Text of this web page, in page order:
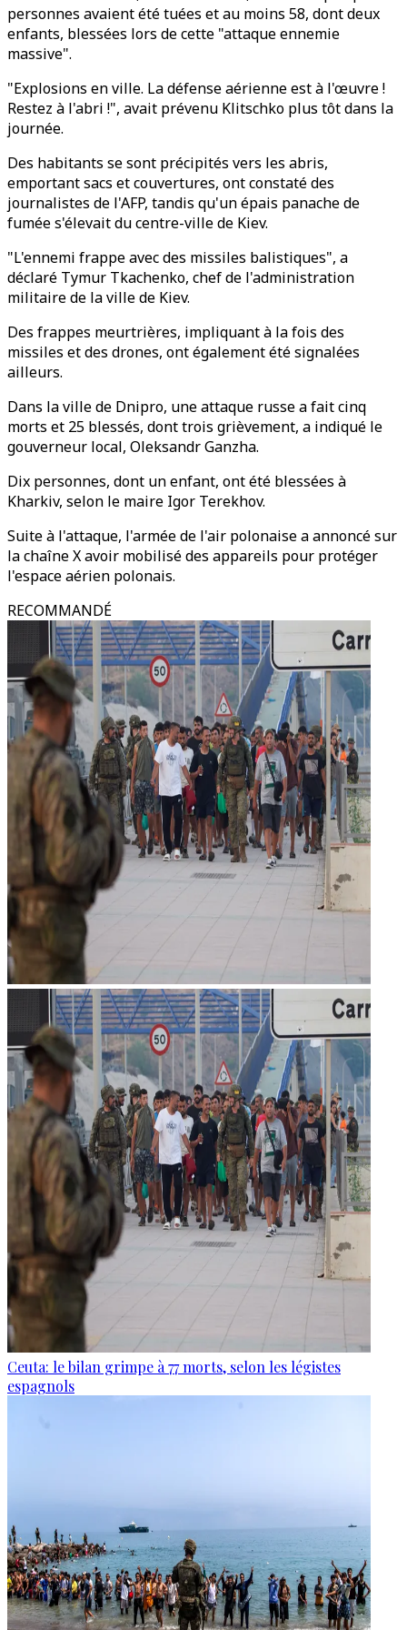
personnes avaient été tuées et au moins 58, dont deux
enfants, blessées lors de cette "attaque ennemie
massive".
"Explosions en ville. La défense aérienne est à l'œuvre !
Restez à l'abri !", avait prévenu Klitschko plus tôt dans la
journée.
Des habitants se sont précipités vers les abris,
emportant sacs et couvertures, ont constaté des
journalistes de l'AFP, tandis qu'un épais panache de
fumée s'élevait du centre-ville de Kiev.
"L'ennemi frappe avec des missiles balistiques", a
déclaré Tymur Tkachenko, chef de l'administration
militaire de la ville de Kiev.
Des frappes meurtrières, impliquant à la fois des
missiles et des drones, ont également été signalées
ailleurs.
Dans la ville de Dnipro, une attaque russe a fait cinq
morts et 25 blessés, dont trois grièvement, a indiqué le
gouverneur local, Oleksandr Ganzha.
Dix personnes, dont un enfant, ont été blessées à
Kharkiv, selon le maire Igor Terekhov.
Suite à l'attaque, l'armée de l'air polonaise a annoncé sur
la chaîne X avoir mobilisé des appareils pour protéger
l'espace aérien polonais.
RECOMMANDÉ
Ceuta: le bilan grimpe à 77 morts, selon les légistes
espagnols